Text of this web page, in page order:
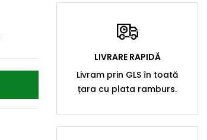
LIVRARE RAPIDĂ
Livram prin GLS în toată
țara cu plata ramburs.